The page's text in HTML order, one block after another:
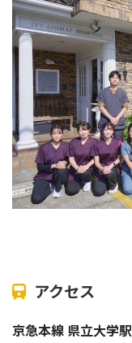
アクセス
京急本線 県立大学